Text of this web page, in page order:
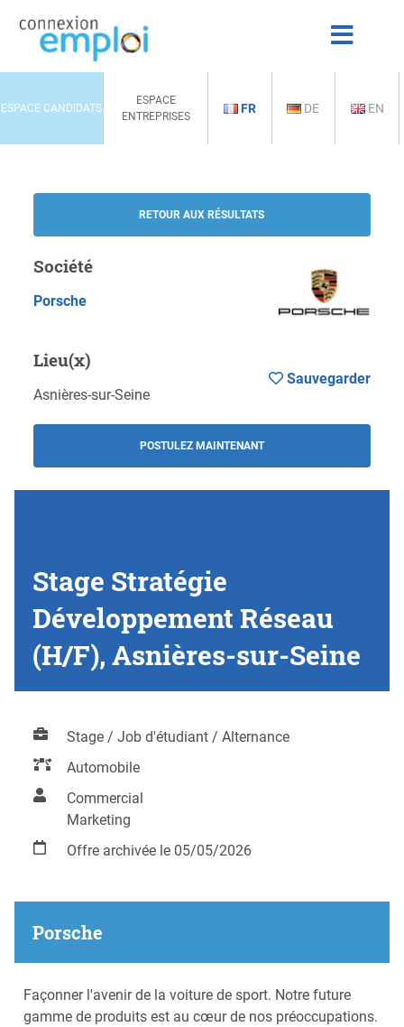
ESPACE CANDIDATS
ESPACE
ENTREPRISES
FR DE EN
RETOUR AUX RÉSULTATS
Société
Porsche
Lieu(x)
Asnières-sur-Seine
POSTULEZ MAINTENANT
Sauvegarder
Stage Stratégie
Développement Réseau
(H/F), Asnières-sur-Seine
Stage / Job d'étudiant / Alternance
Automobile
Commercial
Marketing
Offre archivée le 05/05/2026
Porsche
Façonner l'avenir de la voiture de sport. Notre future
gamme de produits est au cœur de nos préoccupations.